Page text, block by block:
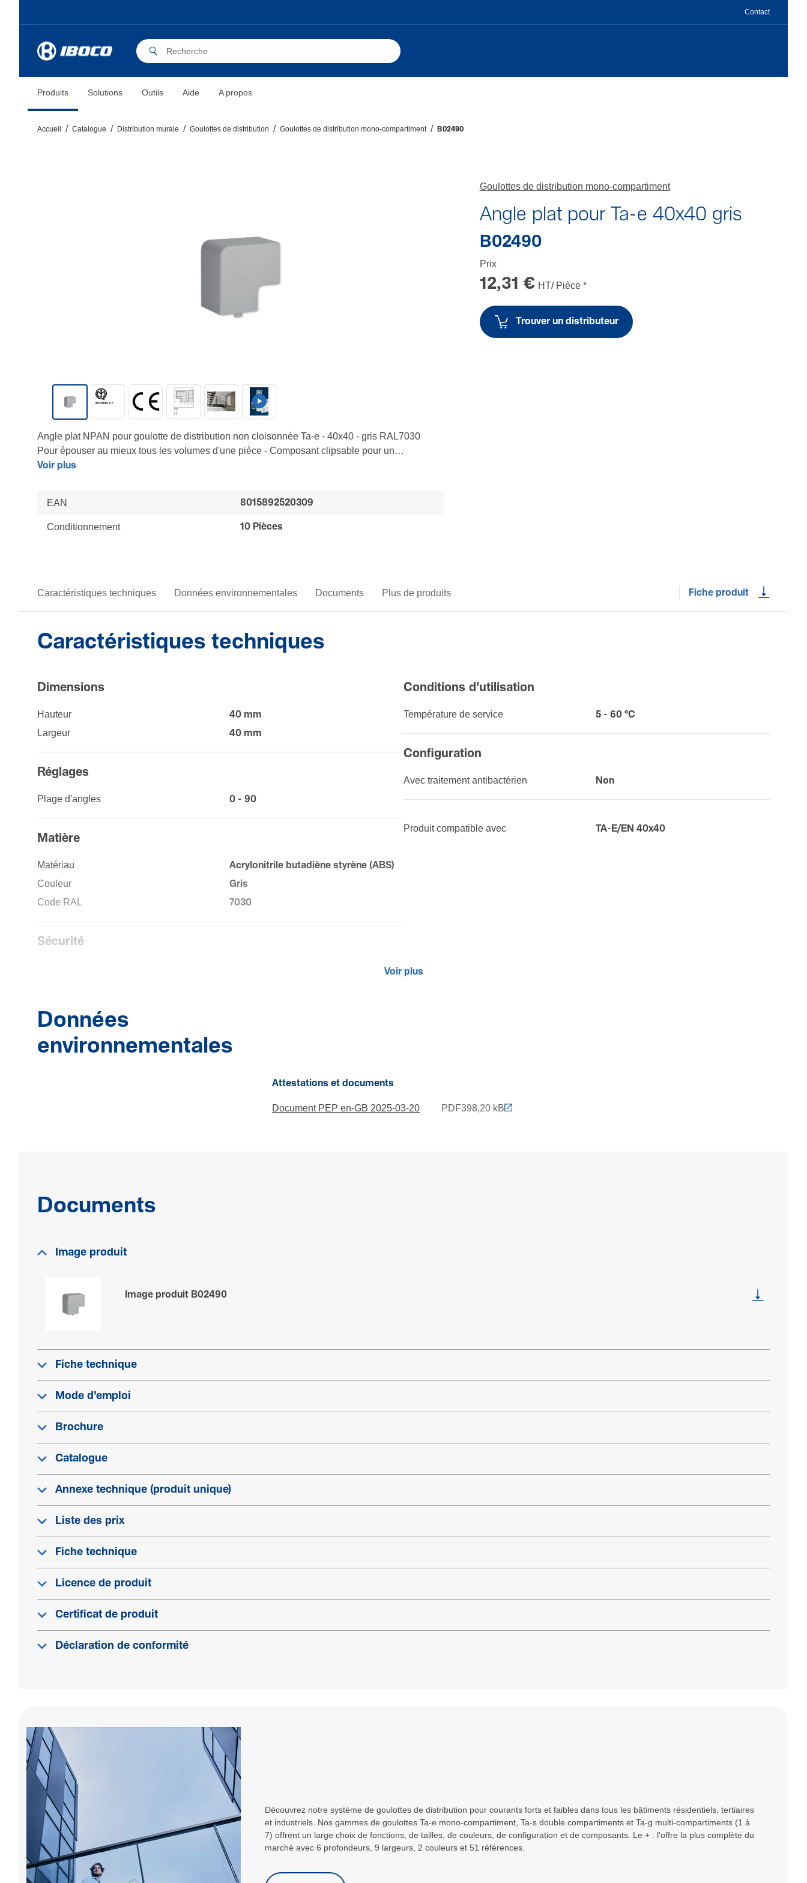
Contact
Produits Solutions Outils Aide A propos
Accueil Catalogue Distribution murale Goulottes de distribution Goulottes de distribution mono-compartiment B02490
Angle plat NPAN pour goulotte de distribution non cloisonnée Ta-e - 40x40 - gris RAL7030
Pour épouser au mieux tous les volumes d'une pièce - Composant clipsable pour un
recouvrement total des coupes mêmes imprécises des socles et couvercles - Tenue renforcée
Voir plus
EAN 8015892520309
Conditionnement 10 Pièces
Goulottes de distribution mono-compartiment
Angle plat pour Ta-e 40x40 gris
B02490
Prix
12,31 € HT/ Pièce *
Trouver un distributeur
Caractéristiques techniques Données environnementales Documents Plus de produits Fiche produit
Caractéristiques techniques
Dimen­sions
Hauteur
40 mm
Largeur
40 mm
Réglages
Plage d'angles 0 - 90
Matière
Maté­riau
Acry­lo­ni­trile buta­diène styrène (ABS)
Couleur
Gris
Code RAL
7030
Sécu­rité
Condi­tions d'uti­li­sa­tion
Tempé­ra­ture de service 5 - 60 °C
Configuration
Avec trai­te­ment anti­bac­té­rien Non
Produit compatible avec TA-E/EN 40x40
Voir plus
Données
environnementales
Attestations et documents
Document PEP en-GB 2025-03-20 PDF398,20 kB
Documents
Image produit
Image produit B02490
Fiche technique
Mode d'emploi
Brochure
Catalogue
Annexe technique (produit unique)
Liste des prix
Fiche technique
Licence de produit
Certificat de produit
Déclaration de conformité
Découvrez notre système de goulottes de distribution pour courants forts et faibles dans tous les bâtiments résidentiels, tertiaires
et industriels. Nos gammes de goulottes Ta-e mono-compartiment, Ta-s double compartiments et Ta-g multi-compartiments (1 à
7) offrent un large choix de fonctions, de tailles, de couleurs, de configuration et de composants. Le + : l'offre la plus complète du
marché avec 6 profondeurs, 9 largeurs, 2 couleurs et 51 références.